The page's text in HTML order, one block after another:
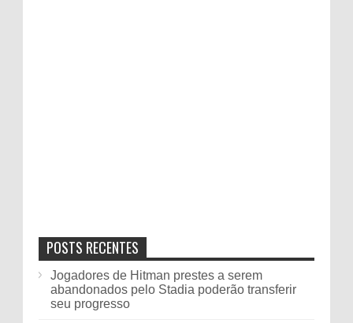
POSTS RECENTES
Jogadores de Hitman prestes a serem
abandonados pelo Stadia poderão transferir
seu progresso